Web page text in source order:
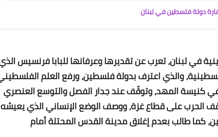
دولة فلسطين في لبنان
في لبنان، تعرب عن تقديرها وعرفانها للبابا فرنسيس
والذي اعترف بدولة فلسطين، ورفع العلم
كنيسة المهد، وتوقّف عند جدار الفصل والتوسع العنصري
الحرب على قطاع غزة، ووصف الوضع الإنساني الذي يعيشه
كما طالب بعدم إغلاق مدينة القدس المحتلة أمام
Www.albuss.net
14 أغسطس 2022